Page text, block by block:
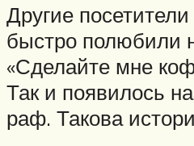
Другие
быстро полюбили
«Сделайте мне
Так и появилось
раф. Такова